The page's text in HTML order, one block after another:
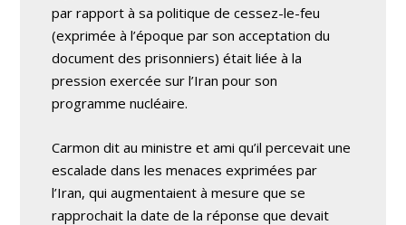
par rapport à sa politique de cessez-le-feu
(exprimée à l’époque par son acceptation du
document des prisonniers) était liée à la
pression exercée sur l’Iran pour son
programme nucléaire.
Carmon dit au ministre et ami qu’il percevait une
escalade dans les menaces exprimées par
l’Iran, qui augmentaient à mesure que se
rapprochait la date de la réponse que devait